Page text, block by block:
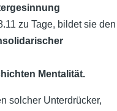
zu Tage, bildet sie den
Mentalität.
solcher Unterdrücker,